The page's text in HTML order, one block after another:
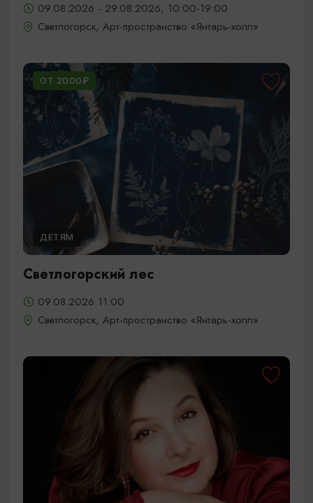
09.08.2026 - 29.08.2026, 10:00-19:00
Светлогорск, Арт-пространство «Янтарь-холл»
ОТ 2000₽
ДЕТЯМ
Светлогорский лес
09.08.2026 11:00
Светлогорск, Арт-пространство «Янтарь-холл»